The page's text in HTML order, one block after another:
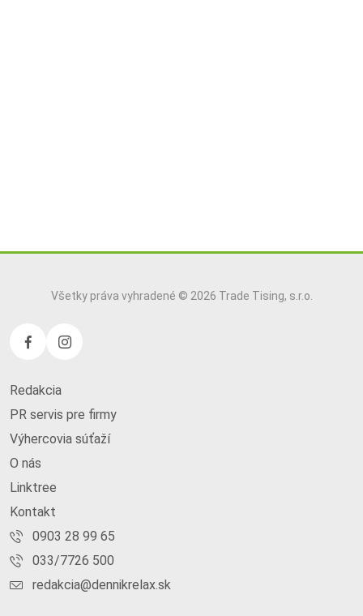
Všetky práva vyhradené © 2026 Trade Tising, s.r.o.
Redakcia
PR servis pre firmy
Výhercovia súťaží
O nás
Linktree
Kontakt
0903 28 99 65
033/7726 500
redakcia@dennikrelax.sk